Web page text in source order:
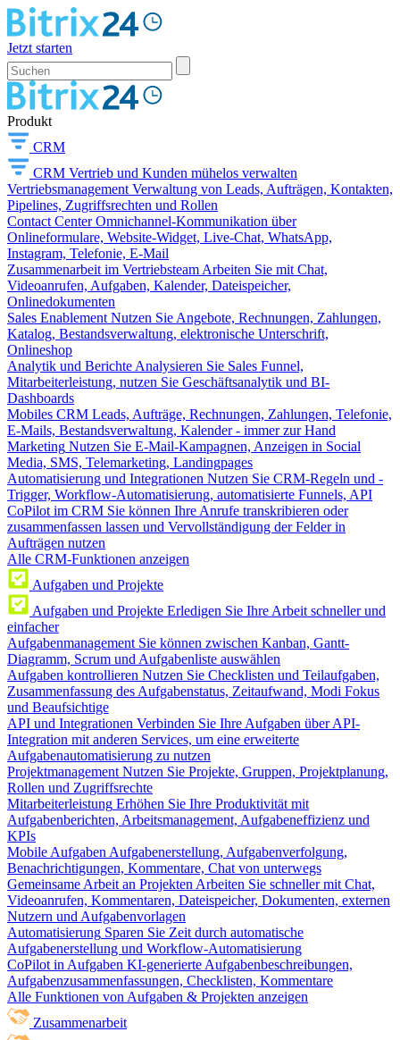
Jetzt starten
Produkt
CRM
CRM Vertrieb und Kunden mühelos verwalten
Vertriebsmanagement Verwaltung von Leads, Aufträgen, Kontakten,
Pipelines, Zugriffsrechten und Rollen
Contact Center Omnichannel-Kommunikation über
Onlineformulare, Website-Widget, Live-Chat, WhatsApp,
Instagram, Telefonie, E-Mail
Zusammenarbeit im Vertriebsteam Arbeiten Sie mit Chat,
Videoanrufen, Aufgaben, Kalender, Dateispeicher,
Onlinedokumenten
Sales Enablement Nutzen Sie Angebote, Rechnungen, Zahlungen,
Katalog, Bestandsverwaltung, elektronische Unterschrift,
Onlineshop
Analytik und Berichte Analysieren Sie Sales Funnel,
Mitarbeiterleistung, nutzen Sie Geschäftsanalytik und BI-
Dashboards
Mobiles CRM Leads, Aufträge, Rechnungen, Zahlungen, Telefonie,
E-Mails, Bestandsverwaltung, Kalender - immer zur Hand
Marketing Nutzen Sie E-Mail-Kampagnen, Anzeigen in Social
Media, SMS, Telemarketing, Landingpages
Automatisierung und Integrationen Nutzen Sie CRM-Regeln und -
Trigger, Workflow-Automatisierung, automatisierte Funnels, API
CoPilot im CRM Sie können Ihre Anrufe transkribieren oder
zusammenfassen lassen und Vervollständigung der Felder in
Aufträgen nutzen
Alle CRM-Funktionen anzeigen
Aufgaben und Projekte
Aufgaben und Projekte Erledigen Sie Ihre Arbeit schneller und
einfacher
Aufgabenmanagement Sie können zwischen Kanban, Gantt-
Diagramm, Scrum und Aufgabenliste auswählen
Aufgaben kontrollieren Nutzen Sie Checklisten und Teilaufgaben,
Zusammenfassung des Aufgabenstatus, Zeitaufwand, Modi Fokus
und Beaufsichtige
API und Integrationen Verbinden Sie Ihre Aufgaben über API-
Integration mit anderen Services, um eine erweiterte
Aufgabenautomatisierung zu nutzen
Projektmanagement Nutzen Sie Projekte, Gruppen, Projektplanung,
Rollen und Zugriffsrechte
Mitarbeiterleistung Erhöhen Sie Ihre Produktivität mit
Aufgabenberichten, Arbeitsmanagement, Aufgabeneffizienz und
KPIs
Mobile Aufgaben Aufgabenerstellung, Aufgabenverfolgung,
Benachrichtigungen, Kommentare, Chat von unterwegs
Gemeinsame Arbeit an Projekten Arbeiten Sie schneller mit Chat,
Videoanrufen, Kommentaren, Dateispeicher, Dokumenten, externen
Nutzern und Aufgabenvorlagen
Automatisierung Sparen Sie Zeit durch automatische
Aufgabenerstellung und Workflow-Automatisierung
CoPilot in Aufgaben KI-generierte Aufgabenbeschreibungen,
Aufgabenzusammenfassungen, Checklisten, Kommentare
Alle Funktionen von Aufgaben & Projekten anzeigen
Zusammenarbeit